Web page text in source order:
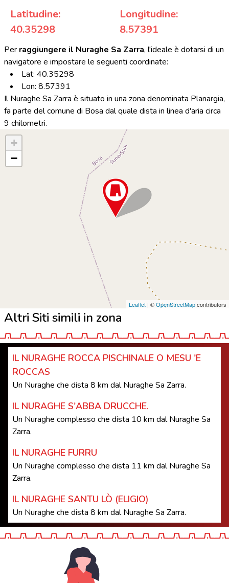
Latitudine:
40.35298
Longitudine:
8.57391
Per raggiungere il Nuraghe Sa Zarra, l'ideale è dotarsi di un
navigatore e impostare le seguenti coordinate:
Lat: 40.35298
Lon: 8.57391
Il Nuraghe Sa Zarra è situato in una zona denominata Planargia,
fa parte del comune di Bosa dal quale dista in linea d'aria circa
9 chilometri.
+
−
Leaflet | ©OpenStreetMapcontributors
Altri Siti simili in zona
IL NURAGHE ROCCA PISCHINALE O MESU 'E
ROCCAS
Un Nuraghe che dista 8 km dal Nuraghe Sa Zarra.
IL NURAGHE S'ABBA DRUCCHE.
Un Nuraghe complesso che dista 10 km dal Nuraghe Sa
Zarra.
IL NURAGHE FURRU
Un Nuraghe complesso che dista 11 km dal Nuraghe Sa
Zarra.
IL NURAGHE SANTU LÒ (ELIGIO)
Un Nuraghe che dista 8 km dal Nuraghe Sa Zarra.